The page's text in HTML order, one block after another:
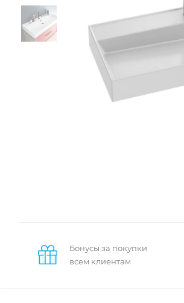
Бонусы за покупки
всем клиентам